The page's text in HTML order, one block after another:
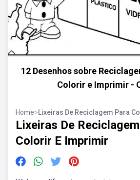
12 Desenhos sobre
Colorir e Imprimir -
Home>Lixeiras De Reciclagem Para
Lixeiras De
Colorir E Imprimir